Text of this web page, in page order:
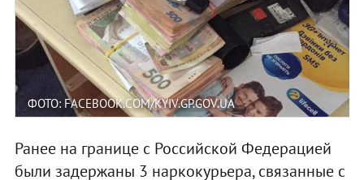
ФОТО: FACEBOOK.COM/KYIV.GP.GOV.UA
Ранее на границе с Российской Федерацией
были задержаны 3 наркокурьера, связанные с